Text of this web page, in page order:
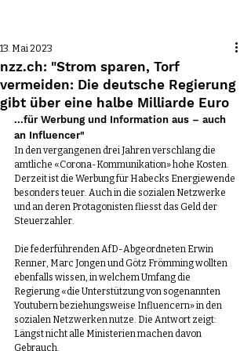
nzz.ch: "Strom sparen, Torf
vermeiden: Die deutsche Regierung
gibt über eine halbe Milliarde Euro
13. Mai 2023
...für Werbung und Information aus – auch
an Influencer"
In den vergangenen drei Jahren verschlang die
amtliche «Corona-Kommunikation» hohe Kosten.
Derzeit ist die Werbung für Habecks Energiewende
besonders teuer. Auch in die sozialen Netzwerke
und an deren Protagonisten fliesst das Geld der
Steuerzahler.
Die federführenden AfD-Abgeordneten Erwin
Renner, Marc Jongen und Götz Frömming wollten
ebenfalls wissen, in welchem Umfang die
Regierung «die Unterstützung von sogenannten
Youtubern beziehungsweise Influencern» in den
sozialen Netzwerken nutze. Die Antwort zeigt:
Längst nicht alle Ministerien machen davon
Gebrauch.